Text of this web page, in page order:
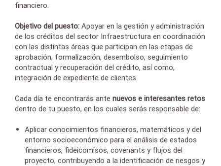
financiero.
Objetivo del puesto: Apoyar en la gestión y administración
de los créditos del sector Infraestructura en coordinación
con las distintas áreas que participan en las etapas de
aprobación, formalización, desembolso, seguimiento
contractual y recuperación del crédito, así como,
integración de expediente de clientes.
Cada día te encontrarás ante nuevos e interesantes retos
dentro de tu puesto, en los cuales serás responsable de:
Aplicar conocimientos financieros, matemáticos y del
entorno socioeconómico para el análisis de estados
financieros, fideicomisos, covenants y flujos del
proyecto, contribuyendo a la identificación de riesgos y